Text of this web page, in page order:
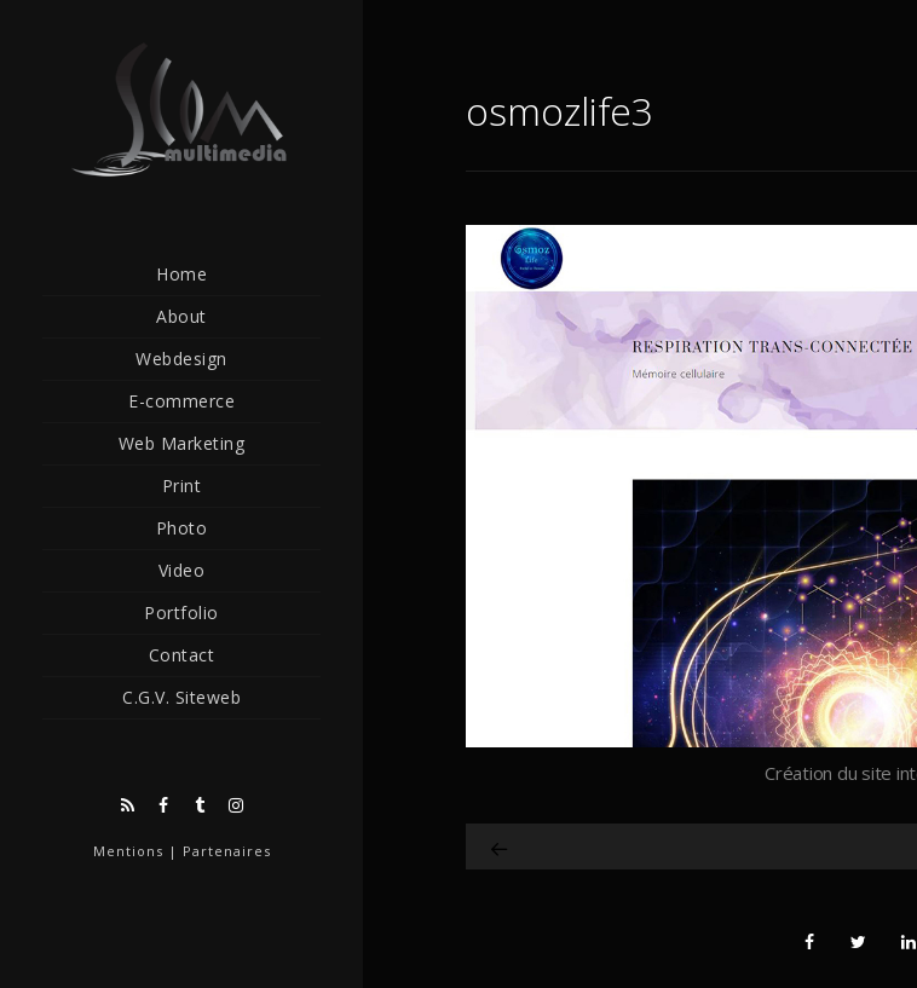
Home
About
Webdesign
E-commerce
Web Marketing
Print
Photo
Video
Portfolio
Contact
C.G.V. Siteweb
Mentions | Partenaires
osmozlife3
Création du site